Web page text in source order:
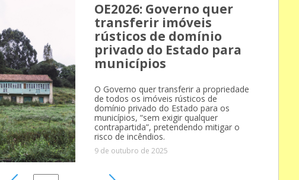
OE2026: Governo quer
transferir imóveis
rústicos de domínio
privado do Estado para
municípios
O Governo quer transferir a propriedade
de todos os imóveis rústicos de
domínio privado do Estado para os
municípios, “sem exigir qualquer
contrapartida”, pretendendo mitigar o
risco de incêndios.
9 de outubro de 2025